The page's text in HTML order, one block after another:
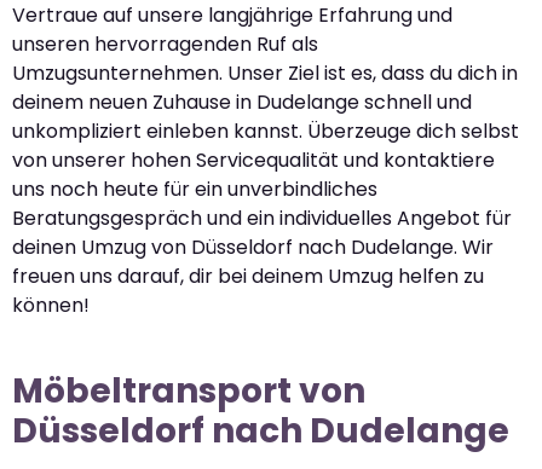
Vertraue auf unsere langjährige Erfahrung und
unseren hervorragenden Ruf als
Umzugsunternehmen. Unser Ziel ist es, dass du dich in
deinem neuen Zuhause in Dudelange schnell und
unkompliziert einleben kannst. Überzeuge dich selbst
von unserer hohen Servicequalität und kontaktiere
uns noch heute für ein unverbindliches
Beratungsgespräch und ein individuelles Angebot für
deinen Umzug von Düsseldorf nach Dudelange. Wir
freuen uns darauf, dir bei deinem Umzug helfen zu
können!
Möbeltransport von
Düsseldorf nach Dudelange